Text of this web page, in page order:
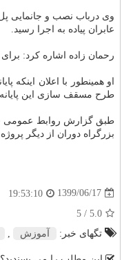
وی درباب نصب و جانمایی پل
عابران پیاده به اجرا رسید.
رحمان زاده اشاره کرد:
طرح مسقف سازی این پایانه به همراه سکو سازی در
بزرگراه دوران از دیگر
1399/06/17
19:53:10
5.0
/ 5
تگهای خبر:
آموزش ,